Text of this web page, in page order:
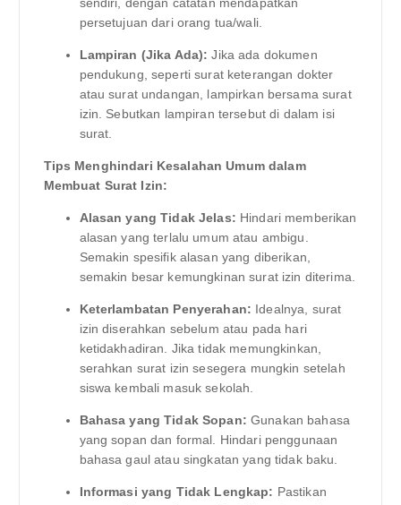
persetujuan dari orang tua/wali.
Lampiran (Jika Ada): Jika ada dokumen
pendukung, seperti surat keterangan dokter
atau surat undangan, lampirkan bersama surat
izin. Sebutkan lampiran tersebut di dalam isi
surat.
Tips Menghindari Kesalahan Umum dalam
Membuat Surat Izin:
Alasan yang Tidak Jelas: Hindari memberikan
alasan yang terlalu umum atau ambigu.
Semakin spesifik alasan yang diberikan,
semakin besar kemungkinan surat izin diterima.
Keterlambatan Penyerahan: Idealnya, surat
izin diserahkan sebelum atau pada hari
ketidakhadiran. Jika tidak memungkinkan,
serahkan surat izin sesegera mungkin setelah
siswa kembali masuk sekolah.
Bahasa yang Tidak Sopan: Gunakan bahasa
yang sopan dan formal. Hindari penggunaan
bahasa gaul atau singkatan yang tidak baku.
Informasi yang Tidak Lengkap: Pastikan